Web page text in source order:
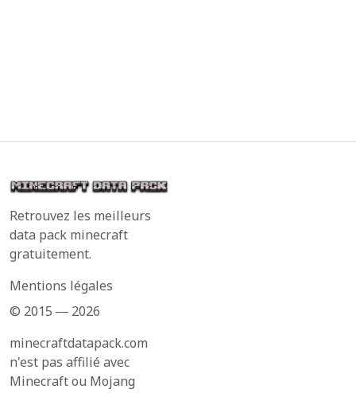
Retrouvez les meilleurs
data pack minecraft
gratuitement.
Mentions légales
© 2015 ― 2026
minecraftdatapack.com
n'est pas affilié avec
Minecraft ou Mojang